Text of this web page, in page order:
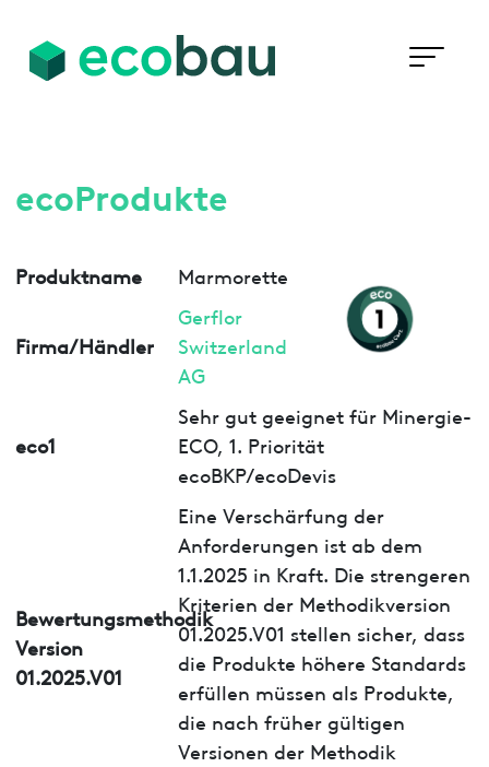
ecoProdukte
Produktname Marmorette
Firma/Händler
Gerflor
Switzerland
AG
eco1
Sehr gut geeignet für Minergie-
ECO, 1. Priorität
ecoBKP/ecoDevis
Bewertungsmethodik
Version
01.2025.V01
Eine Verschärfung der
Anforderungen ist ab dem
1.1.2025 in Kraft. Die strengeren
Kriterien der Methodikversion
01.2025.V01 stellen sicher, dass
die Produkte höhere Standards
erfüllen müssen als Produkte,
die nach früher gültigen
Versionen der Methodik